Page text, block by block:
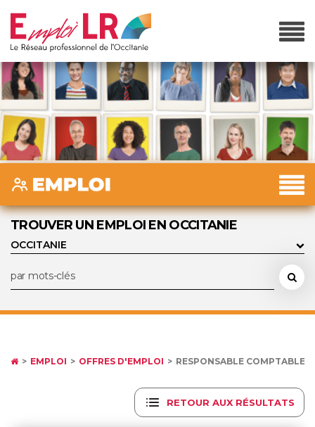
TROUVER UN EMPLOI EN OCCITANIE
EMPLOI OFFRES D'EMPLOI RESPONSABLE COMPTABLE
RETOUR AUX RÉSULTATS